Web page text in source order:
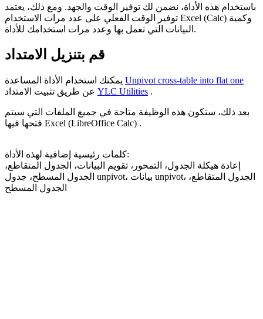
باستخدام هذه الأداة، نضمن لك توفير الوقت والجهد. ومع ذلك، يعتمد
توفير الوقت الفعلي على عدد مرات الاستخدام Excel (Calc) وكمية
البيانات التي تعمل بها وعدد مرات استخدامك للأداة.
قم بتنزيل الامتداد
Unpivot cross-table into flat one
YLC Utilities .
بعد ذلك، ستكون هذه الوظيفة متاحة في جميع الملفات التي سيتم
فتحها فيها Excel (LibreOffice Calc) .
كلمات رئيسية إضافية لهذه الأداة:
إعادة هيكلة الجدول، التمحور، تقويم البيانات، الجدول المتقاطع،
الجدول المسطح، جدول unpivot، بيانات unpivot، الجدول المتقاطع،
الجدول المسطح